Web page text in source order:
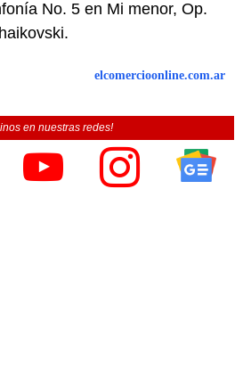
No. 5 en Mi menor, Op.
elcomercioonline.com.ar
en nuestras redes!